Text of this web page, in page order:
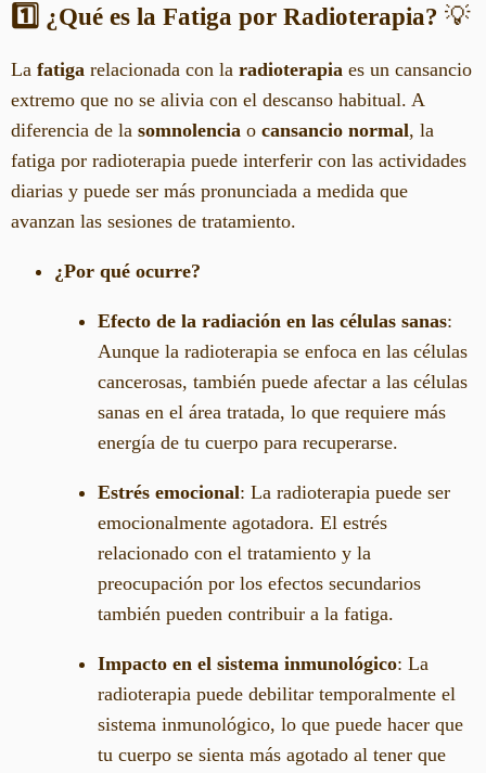
1️⃣ ¿Qué es la Fatiga por Radioterapia? 💡
La fatiga relacionada con la radioterapia es un cansancio
extremo que no se alivia con el descanso habitual. A
diferencia de la somnolencia o cansancio normal, la
fatiga por radioterapia puede interferir con las actividades
diarias y puede ser más pronunciada a medida que
avanzan las sesiones de tratamiento.
¿Por qué ocurre?
Efecto de la radiación en las células sanas:
Aunque la radioterapia se enfoca en las células
cancerosas, también puede afectar a las células
sanas en el área tratada, lo que requiere más
energía de tu cuerpo para recuperarse.
Estrés emocional: La radioterapia puede ser
emocionalmente agotadora. El estrés
relacionado con el tratamiento y la
preocupación por los efectos secundarios
también pueden contribuir a la fatiga.
Impacto en el sistema inmunológico: La
radioterapia puede debilitar temporalmente el
sistema inmunológico, lo que puede hacer que
tu cuerpo se sienta más agotado al tener que